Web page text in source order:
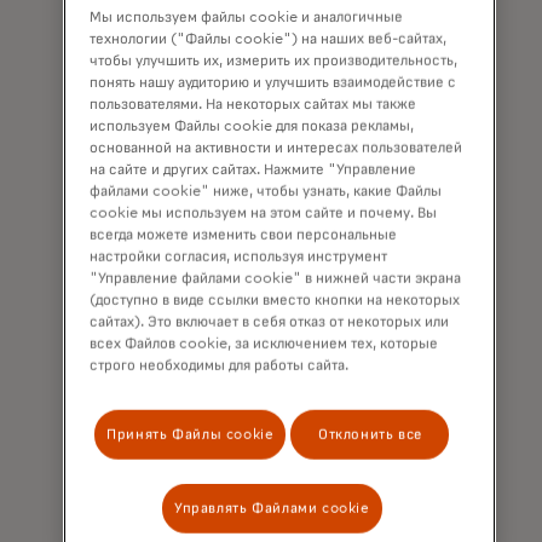
также
приводит к
блокировке
подписок
еще во время
действия
договора.
Увеличение
частоты
возвратов
платежей и
объемов
операционных
все чаще
оспаривают
санкционированные
платежи. Это
происходит
взаимодействовать
с продавцом.
Предложить
процесс,
аналогичный
процессу
использования
привычных
каналов.Сократить
количество
ошибочных
возвратов
запросам
потребителей
путем
предоставления
им
Мы используем файлы cookie и аналогичные
технологии ("Файлы cookie") на наших веб-сайтах,
чтобы улучшить их, измерить их производительность,
понять нашу аудиторию и улучшить взаимодействие с
пользователями. На некоторых сайтах мы также
используем Файлы cookie для показа рекламы,
основанной на активности и интересах пользователей
на сайте и других сайтах. Нажмите "Управление
файлами cookie" ниже, чтобы узнать, какие Файлы
cookie мы используем на этом сайте и почему. Вы
всегда можете изменить свои персональные
настройки согласия, используя инструмент
"Управление файлами cookie" в нижней части экрана
(доступно в виде ссылки вместо кнопки на некоторых
сайтах). Это включает в себя отказ от некоторых или
всех Файлов cookie, за исключением тех, которые
строго необходимы для работы сайта.
Принять Файлы cookie Отклонить все
Управлять Файлами cookie